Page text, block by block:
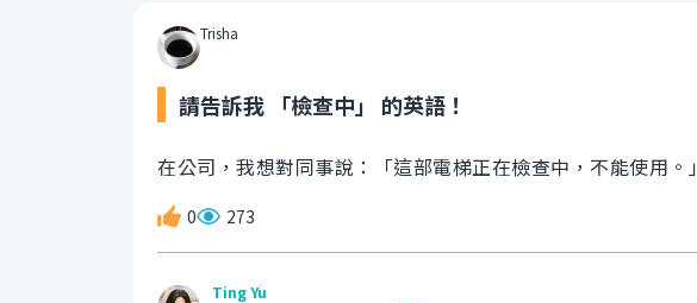
Trisha
請告訴我 「檢查中」 的英語！
在公司，我想對同事說：「這部電梯正在檢查中，不能使用。」
0 273
Ting Yu